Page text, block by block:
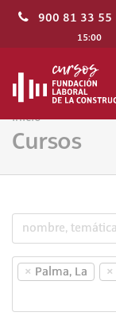
900 81 33 55
15:00
Inicio
Cursos
× Palma, La ×